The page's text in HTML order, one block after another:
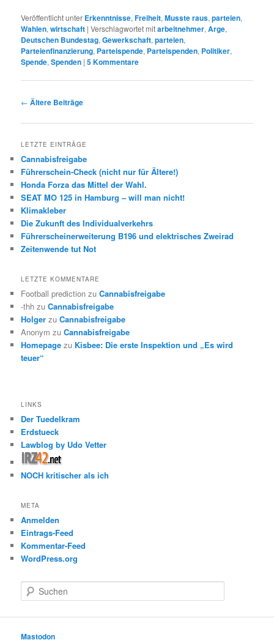
Veröffentlicht unter Erkenntnisse,Freiheit,Musste raus,parteien,
Wahlen,wirtschaft |Verschlagwortet mitarbeitnehmer,Arge,
Deutschen Bundestag,Gewerkschaft,parteien,
Parteienfinanzierung, Parteispende, Parteispenden, Politiker,
Spende,Spenden |5Kommentare
Beitrags-
← Ältere Beiträge
LETZTE EINTRÄGE
Cannabisfreigabe
Führerschein-Check (nicht nur für Ältere!)
Honda Forza das Mittel der Wahl.
SEAT MO 125 in Hamburg – will man nicht!
Klimakleber
Die Zukunft des Individualverkehrs
Führerscheinerweiterung B196 und elektrisches Zweirad
Zeitenwende tut Not
LETZTE KOMMENTARE
Football prediction zuCannabisfreigabe
-thh zuCannabisfreigabe
Holger zuCannabisfreigabe
Anonym zuCannabisfreigabe
Homepage zu Kisbee: Die erste Inspektion und „Es wird
teuer“
LINKS
Der Tuedelkram
Erdstueck
Lawblog by Udo Vetter
NOCH kritischer als ich
META
Anmelden
Eintrags-Feed
Kommentar-Feed
WordPress.org
u
e
Mastodon